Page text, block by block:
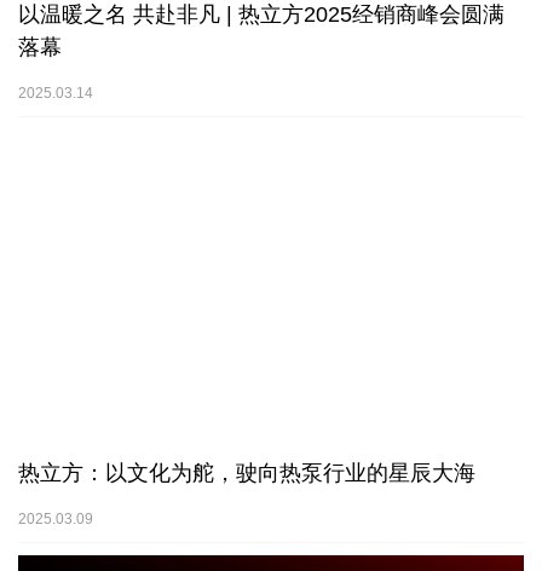
以温暖之名 共赴非凡 | 热立方2025经销商峰会圆满
落幕
2025.03.14
热立方：以文化为舵，驶向热泵行业的星辰大海
2025.03.09